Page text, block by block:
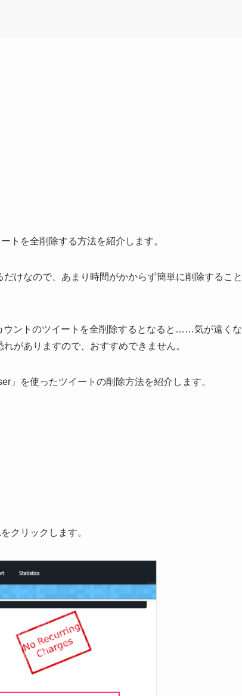
トを全削除する方法を紹介します。
けなので、あまり時間がかからず簡単に削除すること
ウントのツイートを全削除するとなると……気が遠くな
がありますので、おすすめできません。
」を使ったツイートの削除方法を紹介します。
クリックします。